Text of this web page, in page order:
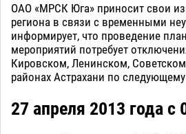
ОАО «МРСК Юга» приносит свои
региона в связи с временными
информирует, что проведение
мероприятий потребует
Кировском, Ленинском,
районах Астрахани по
27 апреля 2013 года с